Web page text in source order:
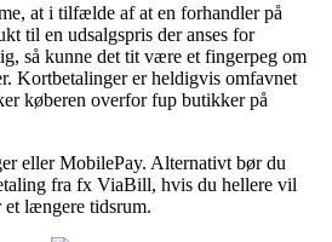
at i tilfælde af at en forhandler på
til en udsalgspris der anses for
så kunne det tit være et fingerpeg om
Kortbetalinger er heldigvis omfavnet
køberen overfor fup butikker på
eller MobilePay. Alternativt bør du
fra fx ViaBill, hvis du hellere vil
et længere tidsrum.